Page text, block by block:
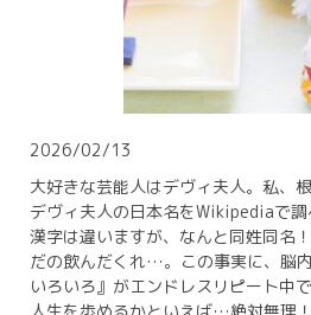
2026/02/13
大好きな芸能人はデヴィ夫人。私、
デヴィ夫人の日本名をWikipediaで調
漢字は違いますが、なんと同姓同名
だの飲んだくれ…。この事実に、脳
いろいろ』がエンドレスリピート中